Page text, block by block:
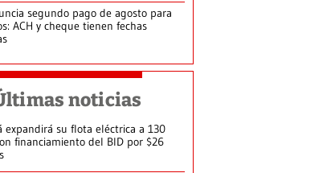
segundo pago de agosto para
ACH y cheque tienen fechas
noticias
expandirá su flota eléctrica a 130
financiamiento del BID por $26